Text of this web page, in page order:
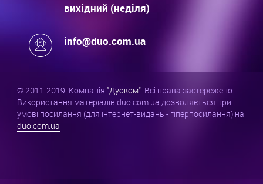
вихідний (неділя)
info@duo.com.ua
© 2011-2019. Компанія "Дуоком". Всі права застережено.
Використання матеріалів duo.com.ua дозволяється при
умові посилання (для інтернет-видань - гіперпосилання) на
duo.com.ua
.